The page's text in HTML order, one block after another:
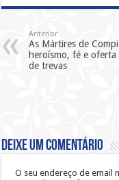
Anterior
As Mártires de
heroísmo, fé e oferta
de trevas
Deixe um comentário
O seu endereço de email